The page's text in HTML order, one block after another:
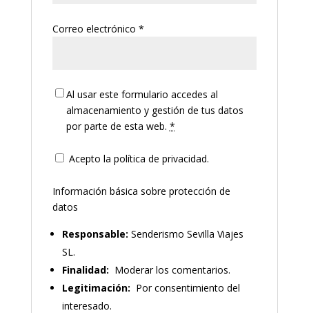
Correo electrónico *
Al usar este formulario accedes al
almacenamiento y gestión de tus datos
por parte de esta web. *
Acepto la política de privacidad.
Información básica sobre protección de
datos
Responsable: Senderismo Sevilla Viajes
SL.
Finalidad: Moderar los comentarios.
Legitimación: Por consentimiento del
interesado.